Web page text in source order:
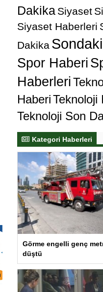
Dakika Siyaset
Siyaset Haberleri
Dakika
Spor Haberi
Haberleri
HaberiTeknoloji
Teknoloji Son
Kategori Haberleri
Görme engelli genç
düştü